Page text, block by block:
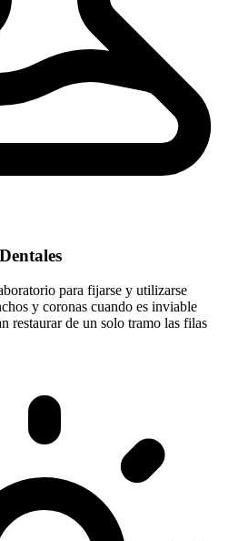
para fijarse y utilizarse
y coronas cuando es inviable
restaurar de un solo tramo las filas